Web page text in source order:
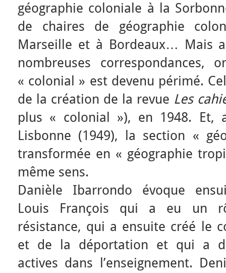
géographie coloniale à la
de chaires de géographie
Marseille et à Bordeaux… Mais
nombreuses
« colonial » est devenu périmé.
de la création de la revue Les
plus « colonial »), en 1948. Et,
Lisbonne (1949), la section «
transformée en « géographie
même sens.
Danièle Ibarrondo évoque
Louis François qui a eu un
résistance, qui a ensuite créé le
et de la déportation et qui a
actives dans l’enseignement.